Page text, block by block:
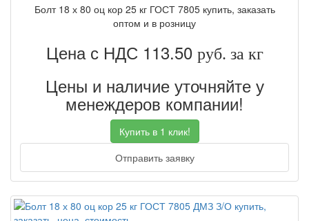
Болт 18 х 80 оц кор 25 кг ГОСТ 7805 купить, заказать
оптом и в розницу
Цена с НДС 113.50 руб. за кг
Цены и наличие уточняйте у
менеждеров компании!
Купить в 1 клик!
Отправить заявку